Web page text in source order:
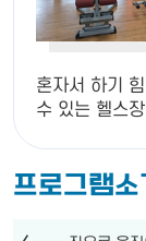
혼자서 하기
수 있는 헬스
프로그램소